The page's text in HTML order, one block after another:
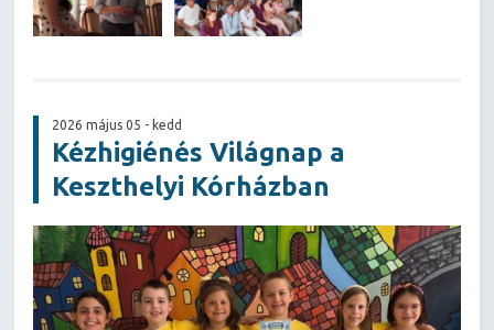
2026 május 05 - kedd
Kézhigiénés Világnap a
Keszthelyi Kórházban